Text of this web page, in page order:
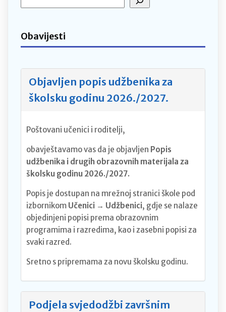
Obavijesti
Objavljen popis udžbenika za
školsku godinu 2026./2027.
Poštovani učenici i roditelji,
obavještavamo vas da je objavljen Popis
udžbenika i drugih obrazovnih materijala za
školsku godinu 2026./2027.
Popis je dostupan na mrežnoj stranici škole pod
izbornikom Učenici → Udžbenici, gdje se nalaze
objedinjeni popisi prema obrazovnim
programima i razredima, kao i zasebni popisi za
svaki razred.
Sretno s pripremama za novu školsku godinu.
Podjela svjedodžbi završnim